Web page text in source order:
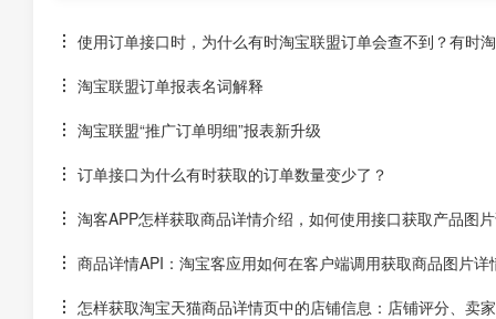
使用订单接口时，为什么有时淘宝联盟订单会查不到？有时
淘宝联盟订单报表名词解释
淘宝联盟“推广订单明细”报表新升级
订单接口为什么有时获取的订单数量变少了？
淘客APP怎样获取商品详情介绍，如何使用接口获取产品图
商品详情API：淘宝客应用如何在客户端调用获取商品图片详
怎样获取淘宝天猫商品详情页中的店铺信息：店铺评分、卖